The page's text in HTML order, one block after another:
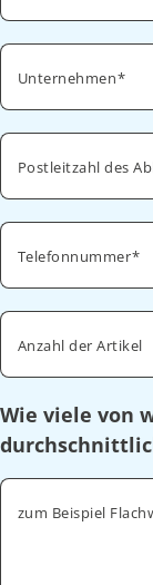
Unternehmen
Postleitzahl des
Telefonnummer
Anzahl der Artikel
Wie viele von
zum Beispiel